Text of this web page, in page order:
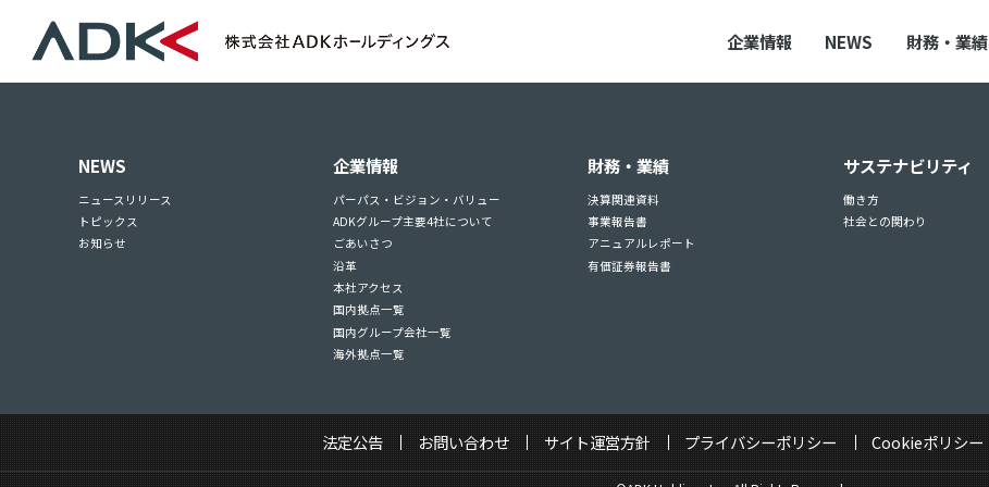
企業情報 NEWS 財務・業績
NEWS
ニュースリリース
トピックス
お知らせ
企業情報
パーパス・ビジョン・バリュー
ADKグループ主要4社について
ごあいさつ
沿革
本社アクセス
国内拠点一覧
国内グループ会社一覧
海外拠点一覧
財務・業績
決算関連資料
事業報告書
アニュアルレポート
有価証券報告書
サステナビリティ
働き方
社会との関わり
法定公告 お問い合わせ サイト運営方針 プライバシーポリシー Cookieポリシー